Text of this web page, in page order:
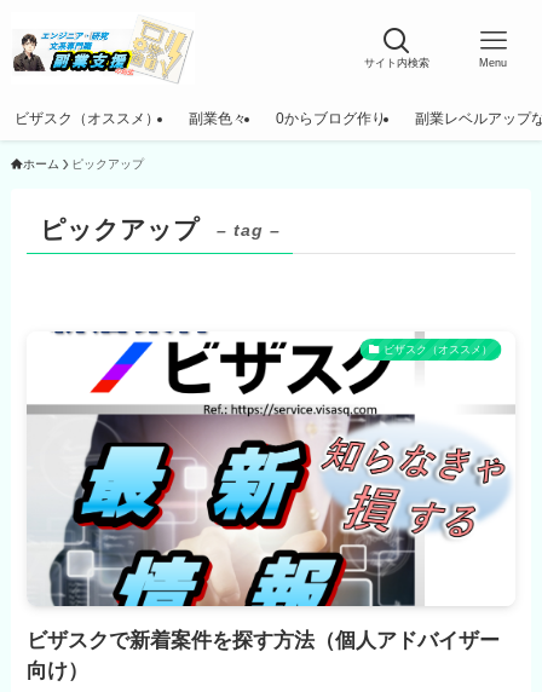
サイト内検索 Menu
ビザスク（オススメ） 副業色々 0からブログ作り 副業レベルアップ
ホーム ピックアップ
ピックアップ – tag –
ビザスク（オススメ）
ビザスクで新着案件を探す方法（個人アドバイザー
向け）